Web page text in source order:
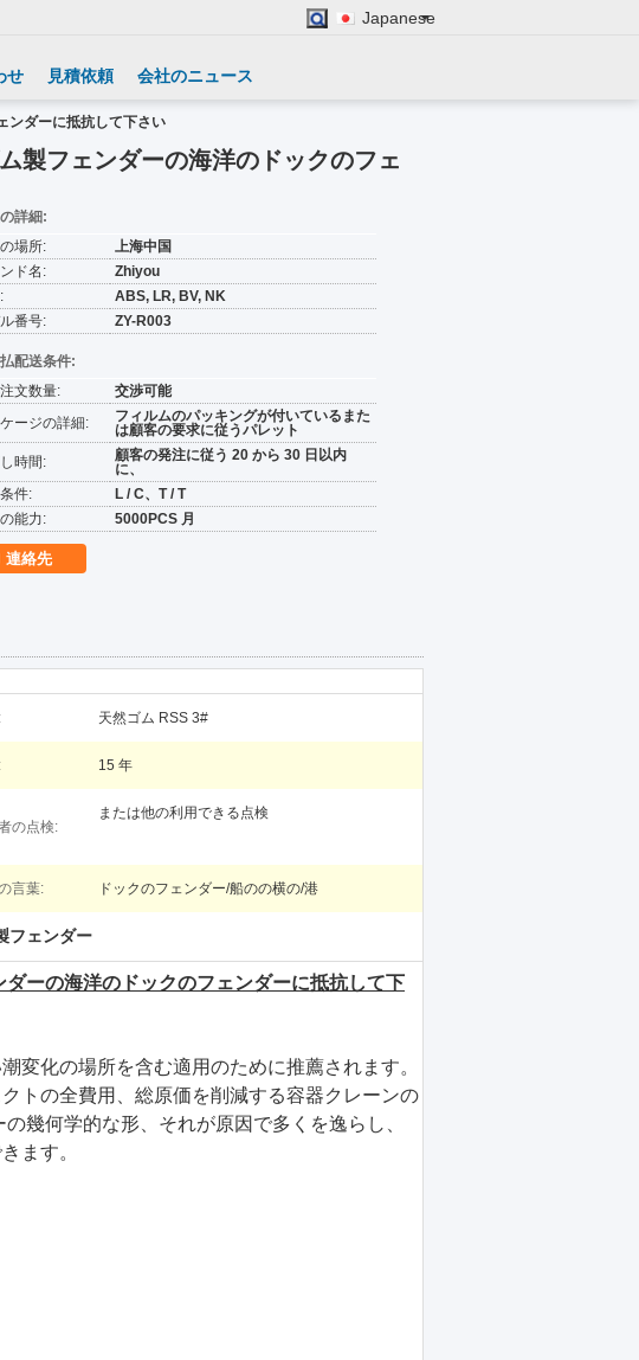
Japanese
せ 見積依頼 会社のニュース
ンダーに抵抗して下さい
製フェンダーの海洋のドックのフェ
詳細:
場所:
上海中国
ド名:
Zhiyou
ABS, LR, BV, NK
番号:
ZY-R003
配送条件:
文数量:
交渉可能
ージの詳細:
フィルムのパッキングが付いているまた
は顧客の要求に従うパレット
時間:
顧客の発注に従う 20 から 30 日以内
に、
件:
L / C、T / T
能力:
5000PCS 月
連絡先
天然ゴム RSS 3#
15 年
の点検:
または他の利用できる点検
言葉: ドックのフェンダー/船のの横の/港
フェンダー
ーの海洋のドックのフェンダーに抵抗して下
変化の場所を含む適用のために推薦されます。
トの全費用、総原価を削減する容器クレーンの
幾何学的な形、それが原因で多くを逸らし、
ます。